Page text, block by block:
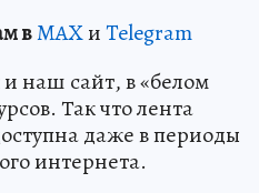
вMAXиTelegram
наш сайт, в «белом
Так что лента
даже в периоды
интернета.